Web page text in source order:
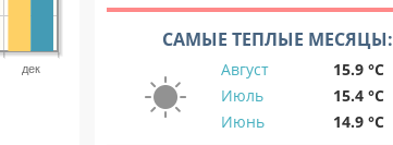
дек
САМЫЕ ТЕПЛЫЕ МЕСЯЦЫ:
Август
15.9 °C
Июль
15.4 °C
Июнь
14.9 °C